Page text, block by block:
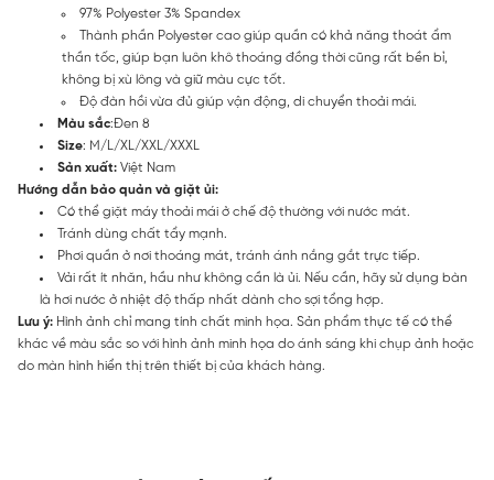
97% Polyester 3% Spandex
Thành phần Polyester cao giúp quần có khả năng thoát ẩm
thần tốc, giúp bạn luôn khô thoáng đồng thời cũng rất bền bỉ,
không bị xù lông và giữ màu cực tốt.
Độ đàn hồi vừa đủ giúp vận động, di chuyển thoải mái.
Màu sắc:Đen 8
Size: M/L/XL/XXL/XXXL
Sản xuất: Việt Nam
Hướng dẫn bảo quản và giặt ủi:
Có thể giặt máy thoải mái ở chế độ thường với nước mát.
Tránh dùng chất tẩy mạnh.
Phơi quần ở nơi thoáng mát, tránh ánh nắng gắt trực tiếp.
Vải rất ít nhăn, hầu như không cần là ủi. Nếu cần, hãy sử dụng bàn
là hơi nước ở nhiệt độ thấp nhất dành cho sợi tổng hợp.
Lưu ý: Hình ảnh chỉ mang tính chất minh họa. Sản phẩm thực tế có thể
khác về màu sắc so với hình ảnh minh họa do ánh sáng khi chụp ảnh hoặc
do màn hình hiển thị trên thiết bị của khách hàng.